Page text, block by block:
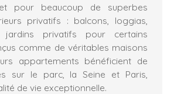
pour beaucoup de superbes
privatifs : balcons, loggias,
privatifs pour certains
comme de véritables maisons
appartements bénéficient de
sur le parc, la Seine et Paris,
de vie exceptionnelle.